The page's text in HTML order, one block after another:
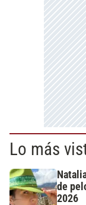
Lo más
de
2026